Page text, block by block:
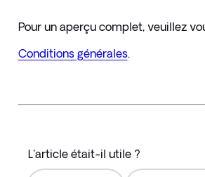
Conditions générales.
L'article était-il utile ?